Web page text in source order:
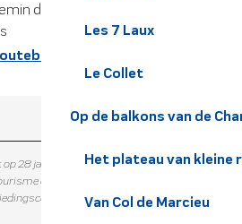
Les 7 Laux
Le Collet
Op de balkons van de
Het plateau van kleine
Van Col de Marcieu
de la Cour, 38660 Plateau-
28 januari 2026 in 16:30
de Belledonne Chartreuse
:
6328642)